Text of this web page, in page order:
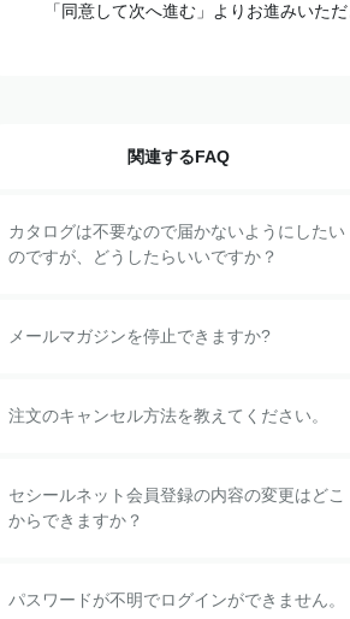
「同意して次へ進む」よりお進みいた
関連するFAQ
カタログは不要なので届かないようにしたい
のですが、どうしたらいいですか？
メールマガジンを停止できますか?
注文のキャンセル方法を教えてください。
セシールネット会員登録の内容の変更はどこ
からできますか？
パスワードが不明でログインができません。